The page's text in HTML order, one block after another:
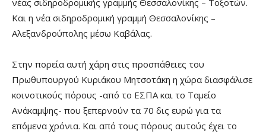
Και η νέα σιδηροδρομική γραμμή Θεσσαλονίκης –
Αλεξανδρούπολης μέσω Καβάλας.
Στην πορεία αυτή χάρη στις προσπάθειες του
Πρωθυπουργού Κυριάκου Μητσοτάκη η χώρα διασφάλισε
κοινοτικούς πόρους -από το ΕΣΠΑ και το Ταμείο
Ανάκαμψης- που ξεπερνούν τα 70 δις ευρώ για τα
επόμενα χρόνια. Και από τους πόρους αυτούς έχει το